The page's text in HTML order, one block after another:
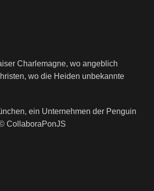
Charlemagne, wo angeblich
wo die Heiden unbekannte
ein Unternehmen der Penguin
CollaboraPonJS